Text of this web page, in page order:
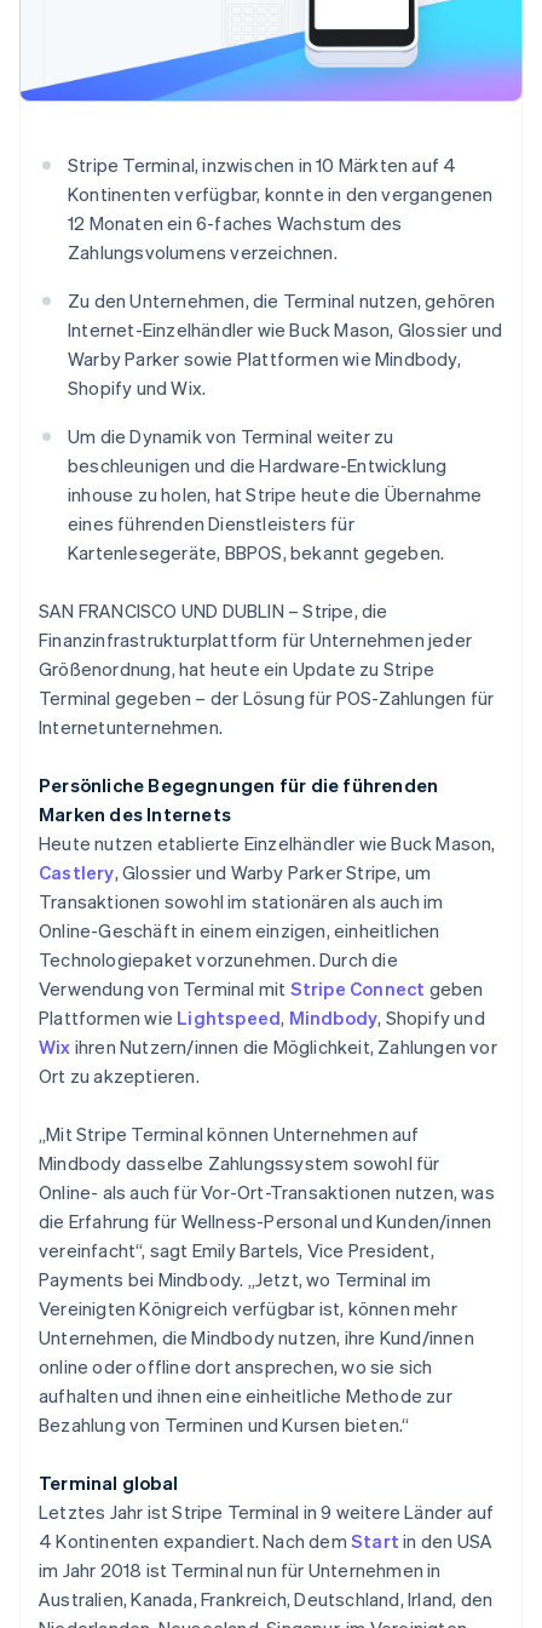
Start-up-Gründung
Climate
Identity
Online-Identitätsprüfung
Stripe-Sessions 2026
Erfahren Sie, wie Stripe Lösungen für die
Jetzt ansehen
Partner
Stripe App-Marktplatz
Stripe Terminal, inzwischen in 10 Märkten auf 4
Kontinenten verfügbar, konnte in den vergangenen
12 Monaten ein 6-faches Wachstum des
Zahlungsvolumens verzeichnen.
Zu den Unternehmen, die Terminal nutzen, gehören
Internet-Einzelhändler wie Buck Mason, Glossier und
Warby Parker sowie Plattformen wie Mindbody,
Shopify und Wix.
Um die Dynamik von Terminal weiter zu
beschleunigen und die Hardware-Entwicklung
inhouse zu holen, hat Stripe heute die Übernahme
eines führenden Dienstleisters für
Kartenlesegeräte, BBPOS, bekannt gegeben.
SAN FRANCISCO UND DUBLIN – Stripe, die
Finanzinfrastrukturplattform für Unternehmen jeder
Größenordnung, hat heute ein Update zu Stripe
Terminal gegeben – der Lösung für POS-Zahlungen für
Internetunternehmen.
Persönliche Begegnungen für die führenden
Marken des Internets
Heute nutzen etablierte Einzelhändler wie Buck Mason,
Castlery, Glossier und Warby Parker Stripe, um
Transaktionen sowohl im stationären als auch im
Online-Geschäft in einem einzigen, einheitlichen
Technologiepaket vorzunehmen. Durch die
Verwendung von Terminal mit Stripe Connect geben
Plattformen wie Lightspeed, Mindbody, Shopify und
Wix ihren Nutzern/innen die Möglichkeit, Zahlungen vor
Ort zu akzeptieren.
„Mit Stripe Terminal können Unternehmen auf
Mindbody dasselbe Zahlungssystem sowohl für
Online- als auch für Vor-Ort-Transaktionen nutzen, was
die Erfahrung für Wellness-Personal und Kunden/innen
vereinfacht“, sagt Emily Bartels, Vice President,
Payments bei Mindbody. „Jetzt, wo Terminal im
Vereinigten Königreich verfügbar ist, können mehr
Unternehmen, die Mindbody nutzen, ihre Kund/innen
online oder offline dort ansprechen, wo sie sich
aufhalten und ihnen eine einheitliche Methode zur
Bezahlung von Terminen und Kursen bieten.“
Terminal global
Letztes Jahr ist Stripe Terminal in 9 weitere Länder auf
4 Kontinenten expandiert. Nach dem Start in den USA
im Jahr 2018 ist Terminal nun für Unternehmen in
Australien, Kanada, Frankreich, Deutschland, Irland, den
Australien
English
Belgien
NederlandsFrançais Deutsch English
Brasilien
PortuguêsEnglish
Bulgarien
English
Dänemark
English
Deutschland
DeutschEnglish
English
Festlandchina
简体中文English
Finnland
EnglishSvenska
Frankreich
Français English
Gibraltar
English
Griechenland
English
Indien
English
English
Italien
ItalianoEnglish
Japan
日本語English
Kanada
English Français